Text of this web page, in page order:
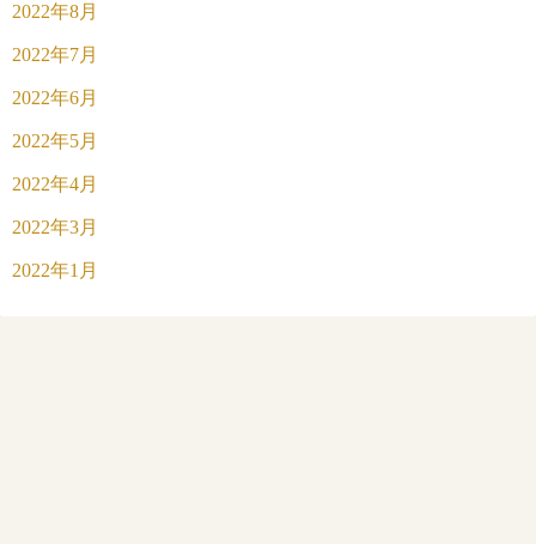
2022年8月
2022年7月
2022年6月
2022年5月
2022年4月
2022年3月
2022年1月